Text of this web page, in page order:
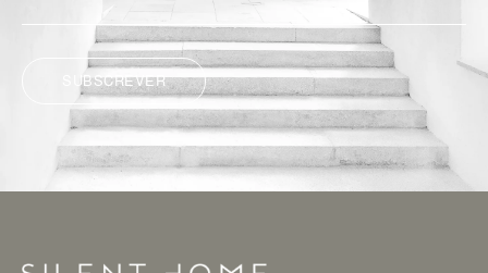
SUBSCREVER
ALTERNATIVE: